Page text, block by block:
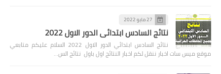
27 مايو 2022
نتائج السادس ابتدائي الدور الاول 2022
نتائج السادس ابتدائي الدور الاول 2022 السلام عليكم متابعي
موقع ميس سات اخبار ننقل لكم اخبار النتائج اول باول نتائج الس…